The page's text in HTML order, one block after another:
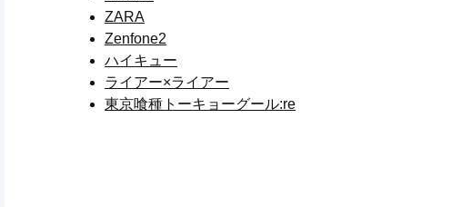
ZARA
Zenfone2
ハイキュー
ライアー×ライアー
東京喰種トーキョーグール:re